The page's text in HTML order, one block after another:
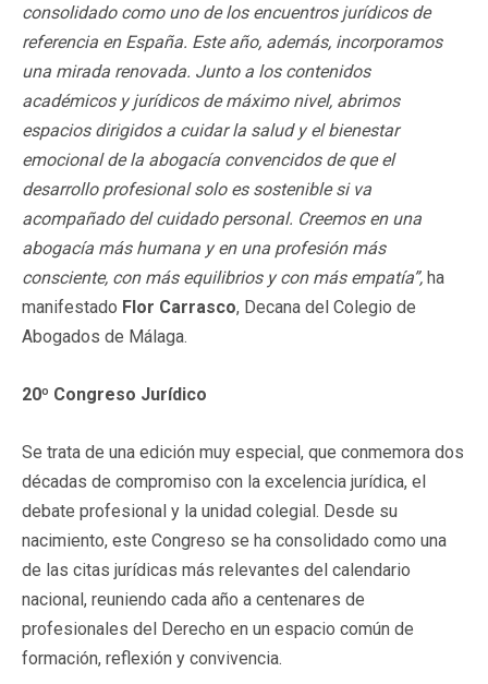
consolidado como uno de los encuentros jurídicos de
referencia en España. Este año, además, incorporamos
una mirada renovada. Junto a los contenidos
académicos y jurídicos de máximo nivel, abrimos
espacios dirigidos a cuidar la salud y el bienestar
emocional de la abogacía convencidos de que el
desarrollo profesional solo es sostenible si va
acompañado del cuidado personal. Creemos en una
abogacía más humana y en una profesión más
consciente, con más equilibrios y con más empatía”, ha
manifestado Flor Carrasco, Decana del Colegio de
Abogados de Málaga.
20º Congreso Jurídico
Se trata de una edición muy especial, que conmemora dos
décadas de compromiso con la excelencia jurídica, el
debate profesional y la unidad colegial. Desde su
nacimiento, este Congreso se ha consolidado como una
de las citas jurídicas más relevantes del calendario
nacional, reuniendo cada año a centenares de
profesionales del Derecho en un espacio común de
formación, reflexión y convivencia.